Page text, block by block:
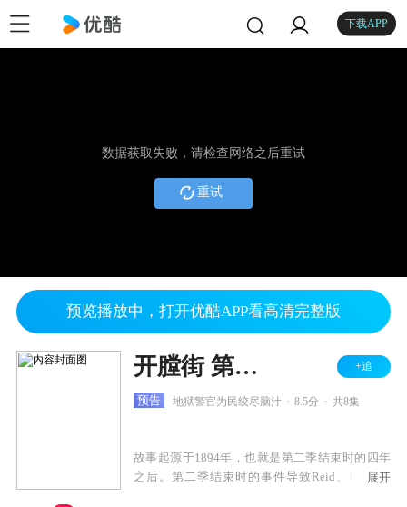
下载APP
数据获取失败，请检查网络之后重试
重试
预览播放中，打开优酷APP看高清完整版
开膛街 第三季 +追
预告 地狱警官为民绞尽脑汁 8.5分 共8集
故事起源于1894年，也就是第二季结束时的四年
之后。第二季结束时的事件导致Reid、Drake、
展开